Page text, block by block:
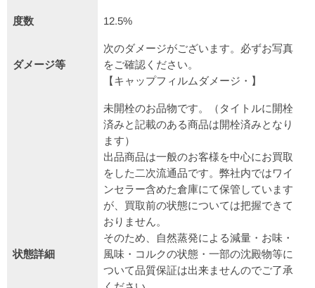
度数 12.5%
ダメージ等
次のダメージがございます。必ずお写真
をご確認ください。
【キャップフィルムダメージ・】
状態詳細
未開栓のお品物です。（タイトルに開栓
済みと記載のある商品は開栓済みとなり
ます）
出品商品は一般のお客様を中心にお買取
をした二次流通品です。弊社内ではワイ
ンセラー含めた倉庫にて保管しています
が、買取前の状態については把握できて
おりません。
そのため、自然蒸発による減量・お味・
風味・コルクの状態・一部の沈殿物等に
ついて品質保証は出来ませんのでご了承